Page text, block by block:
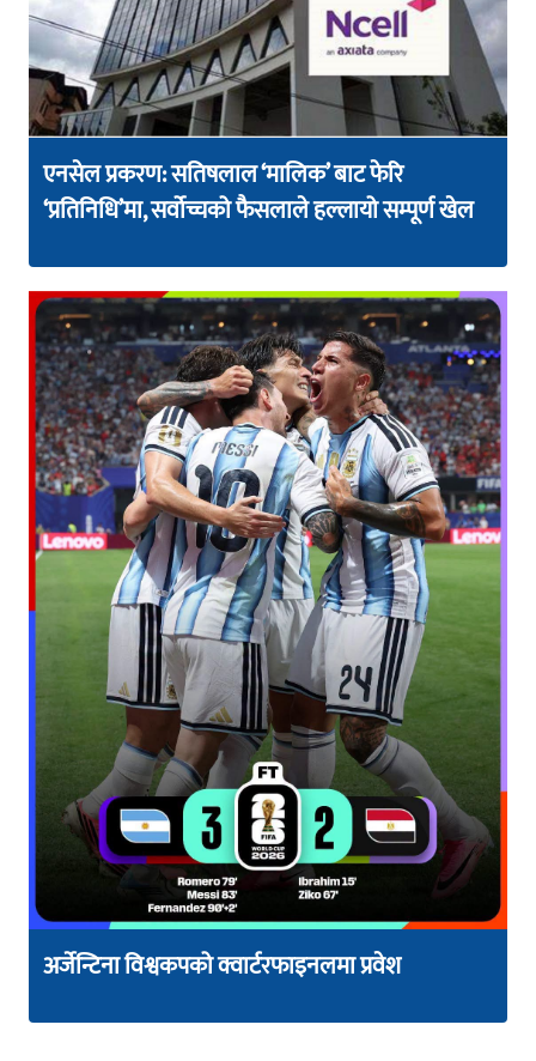
एनसेल प्रकरण: सतिषलाल ‘मालिक’ बाट फेरि
‘प्रतिनिधि’मा, सर्वोच्चको फैसलाले हल्लायो सम्पूर्ण खेल
अर्जेन्टिना विश्वकपको क्वार्टरफाइनलमा प्रवेश